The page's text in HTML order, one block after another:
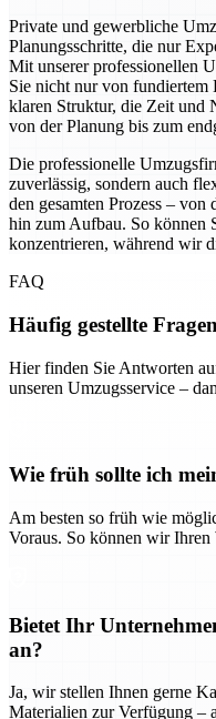
Private und gewerbliche
Planungsschritte, die nur
Mit unserer professionellen
Sie nicht nur von
klaren Struktur, die Zeit und
von der Planung bis zum
Die professionelle
zuverlässig, sondern auch
den gesamten Prozess –
hin zum Aufbau. So können
konzentrieren, während wir
FAQ
Häufig gestellte Fragen
Hier finden Sie Antworten
unseren Umzugsservice –
Wie früh sollte ich
Am besten so früh wie
Voraus. So können wir
Bietet Ihr
an?
Ja, wir stellen Ihnen gerne
Materialien zur Verfügung –